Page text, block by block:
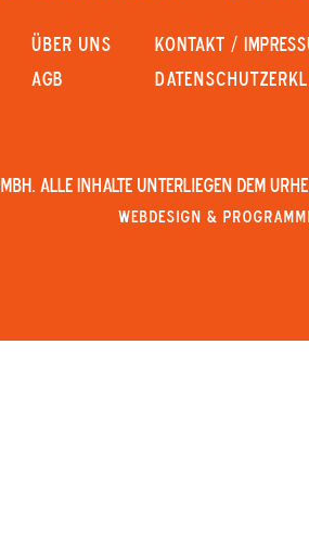
Über uns
AGB
KONTAKT /
GmbH. Alle Inhalte unterliegen dem
Webdesign &